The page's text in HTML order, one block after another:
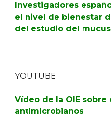
Investigadores
el nivel de bienestar
del estudio del
YOUTUBE
Vídeo de la OIE sobre
antimicrobianos